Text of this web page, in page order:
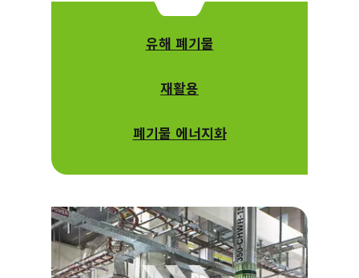
유해 폐기물
재활용
폐기물 에너지화